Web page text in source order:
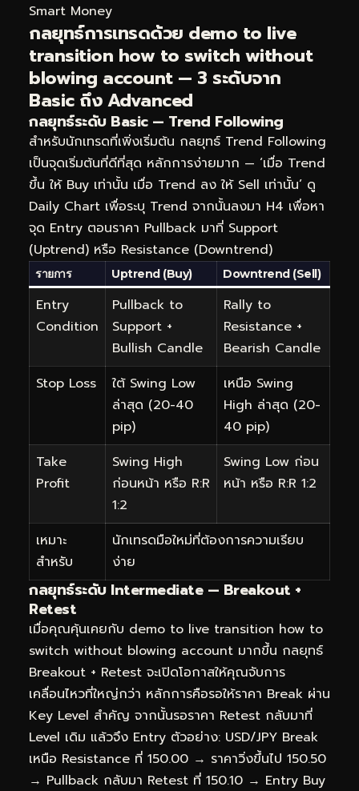
Smart Money
กลยุทธ์การเทรดด้วย demo to live
transition how to switch without
blowing account — 3 ระดับจาก
Basic ถึง Advanced
กลยุทธ์ระดับ Basic — Trend Following
สำหรับนักเทรดที่เพิ่งเริ่มต้น กลยุทธ์ Trend Following
เป็นจุดเริ่มต้นที่ดีที่สุด หลักการง่ายมาก — ‘เมื่อ Trend
ขึ้น ให้ Buy เท่านั้น เมื่อ Trend ลง ให้ Sell เท่านั้น’ ดู
Daily Chart เพื่อระบุ Trend จากนั้นลงมา H4 เพื่อหา
จุด Entry ตอนราคา Pullback มาที่ Support
(Uptrend) หรือ Resistance (Downtrend)
รายการ Uptrend (Buy) Downtrend (Sell)
Entry
Condition
Pullback to
Support +
Bullish Candle
Rally to
Resistance +
Bearish Candle
Stop Loss
ใต้ Swing Low
ล่าสุด (20-40
pip)
เหนือ Swing
High ล่าสุด (20-
40 pip)
Take
Profit
Swing High
ก่อนหน้า หรือ R:R
1:2
Swing Low ก่อน
หน้า หรือ R:R 1:2
เหมาะ
สำหรับ
นักเทรดมือใหม่ที่ต้องการความเรียบ
ง่าย
กลยุทธ์ระดับ Intermediate — Breakout +
Retest
เมื่อคุณคุ้นเคยกับ demo to live transition how to
switch without blowing account มากขึ้น กลยุทธ์
Breakout + Retest จะเปิดโอกาสให้คุณจับการ
เคลื่อนไหวที่ใหญ่กว่า หลักการคือรอให้ราคา Break ผ่าน
Key Level สำคัญ จากนั้นรอราคา Retest กลับมาที่
Level เดิม แล้วจึง Entry ตัวอย่าง: USD/JPY Break
เหนือ Resistance ที่ 150.00 → ราคาวิ่งขึ้นไป 150.50
→ Pullback กลับมา Retest ที่ 150.10 → Entry Buy